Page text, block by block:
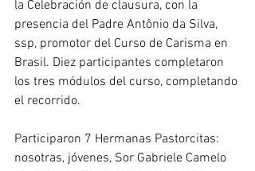
la Celebración de clausura, con la
presencia del Padre Antônio da Silva,
ssp, promotor del Curso de Carisma en
Brasil. Diez participantes completaron
los tres módulos del curso, completando
el recorrido.
Participaron 7 Hermanas Pastorcitas:
nosotras, jóvenes, Sor Gabriele Camelo